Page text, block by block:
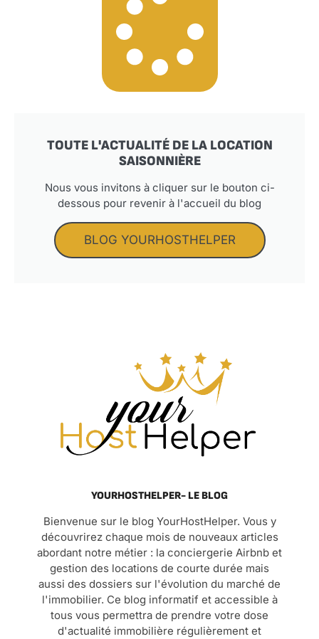
TOUTE L'ACTUALITÉ DE LA LOCATION
SAISONNIÈRE
Nous vous invitons à cliquer sur le bouton ci-
dessous pour revenir à l'accueil du blog
BLOG YOURHOSTHELPER
YOURHOSTHELPER- LE BLOG
Bienvenue sur le blog YourHostHelper. Vous y
découvrirez chaque mois de nouveaux articles
abordant notre métier : la conciergerie Airbnb et
gestion des locations de courte durée mais
aussi des dossiers sur l'évolution du marché de
l'immobilier. Ce blog informatif et accessible à
tous vous permettra de prendre votre dose
d'actualité immobilière régulièrement et